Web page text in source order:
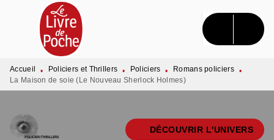
MENU RECHERCHE CONTENU
PIED DE PAGE
Accueil • Policiers et Thrillers • Policiers • Romans policiers •
La Maison de soie (Le Nouveau Sherlock Holmes)
DÉCOUVRIR L'UNIVERS